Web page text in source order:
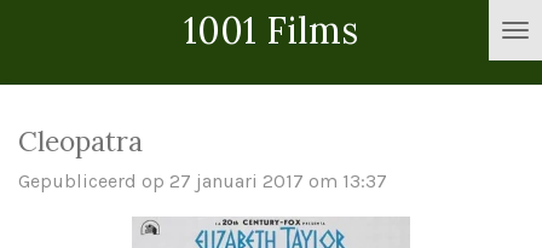
hoofdinhoud
1001 Films
Cleopatra
Gepubliceerd op 27 januari 2017 om 13:37